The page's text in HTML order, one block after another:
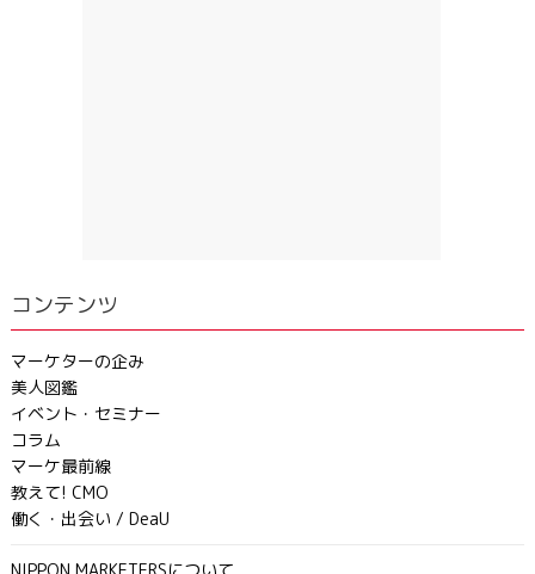
コンテンツ
マーケターの企み
美人図鑑
イベント・セミナー
コラム
マーケ最前線
教えて! CMO
働く・出会い / DeaU